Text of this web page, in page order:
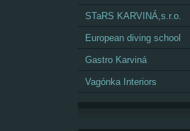
STaRS KARVINÁ,s.r.o.
European diving school
Gastro Karviná
Vagónka Interiors